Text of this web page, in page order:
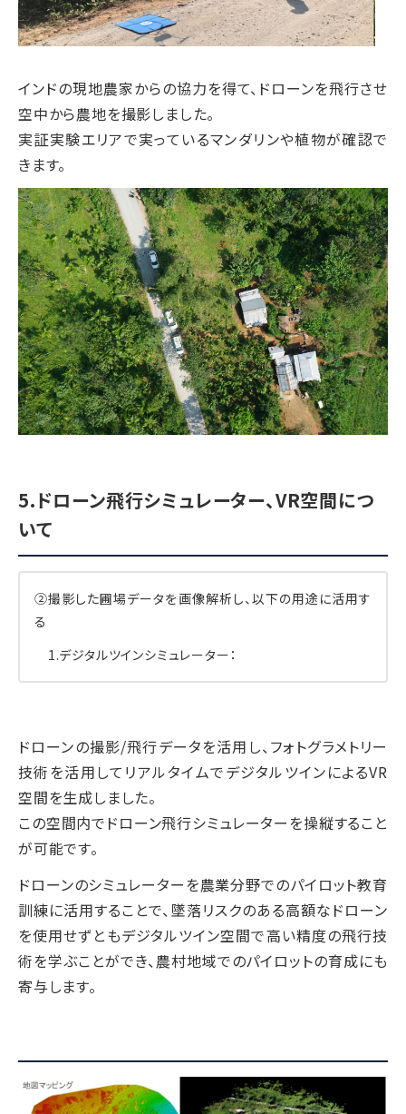
インドの現地農家からの協力を得て、ドローンを飛行させ
空中から農地を撮影しました。
実証実験エリアで実っているマンダリンや植物が確認で
きます。
5.ドローン飛行シミュレーター、VR空間につ
いて
②撮影した圃場データを画像解析し、以下の用途に活用す
る
1.デジタルツインシミュレーター：
ドローンの撮影/飛行データを活用し、フォトグラメトリー
技術を活用してリアルタイムでデジタルツインによるVR
空間を生成しました。
この空間内でドローン飛行シミュレーターを操縦すること
が可能です。
ドローンのシミュレーターを農業分野でのパイロット教育
訓練に活用することで、墜落リスクのある高額なドローン
を使用せずともデジタルツイン空間で高い精度の飛行技
術を学ぶことができ、農村地域でのパイロットの育成にも
寄与します。